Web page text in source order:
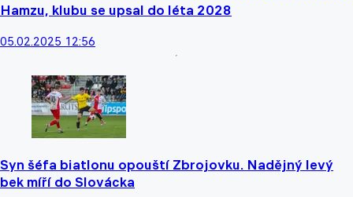
Hamzu, klubu se upsal do léta 2028
05.02.2025 12:56
Syn šéfa biatlonu opouští Zbrojovku. Nadějný levý
bek míří do Slovácka